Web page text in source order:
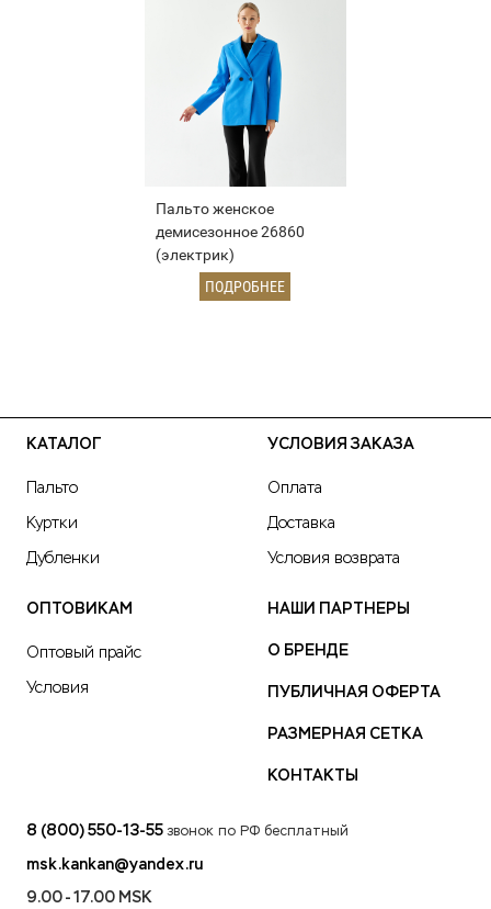
Пальто женское
демисезонное 26860
(электрик)
ПОДРОБНЕЕ
КАТАЛОГ
Пальто
Куртки
Дубленки
УСЛОВИЯ ЗАКАЗА
Оплата
Доставка
Условия возврата
ОПТОВИКАМ
Оптовый прайс
Условия
НАШИ ПАРТНЕРЫ
О БРЕНДЕ
ПУБЛИЧНАЯ ОФЕРТА
РАЗМЕРНАЯ СЕТКА
КОНТАКТЫ
8 (800) 550-13-55 звонок по РФ бесплатный
msk.kankan@yandex.ru
9.00 - 17.00 MSK